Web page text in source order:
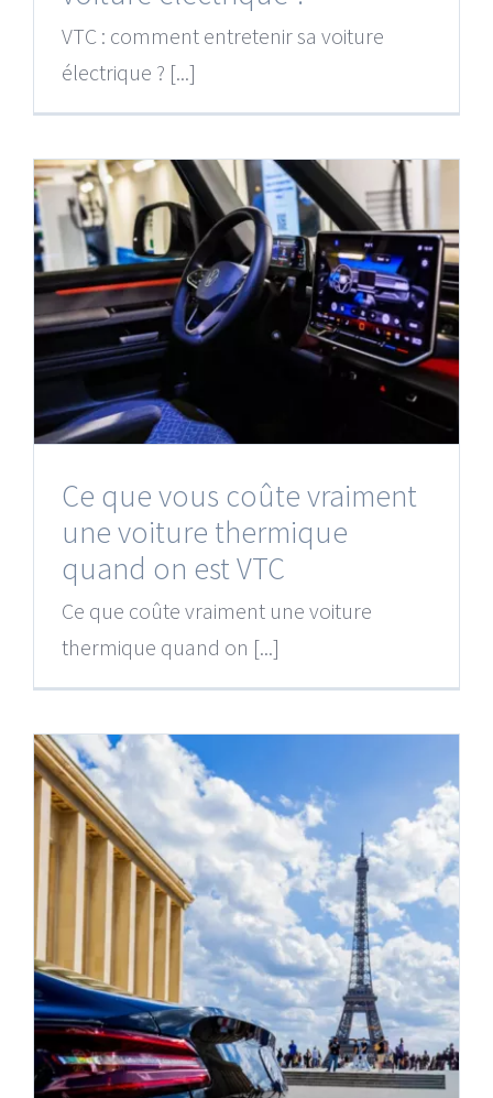
VTC : comment entretenir sa voiture
électrique ? [...]
Ce que vous coûte vraiment
une voiture thermique
quand on est VTC
Ce que coûte vraiment une voiture
thermique quand on [...]